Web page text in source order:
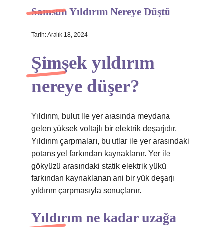
Hakkımızda
Samsun Yıldırım Nereye Düştü
Tarih: Aralık 18, 2024
Şimşek yıldırım
nereye düşer?
Yıldırım, bulut ile yer arasında meydana
gelen yüksek voltajlı bir elektrik deşarjıdır.
Yıldırım çarpmaları, bulutlar ile yer arasındaki
potansiyel farkından kaynaklanır. Yer ile
gökyüzü arasındaki statik elektrik yükü
farkından kaynaklanan ani bir yük deşarjı
yıldırım çarpmasıyla sonuçlanır.
Yıldırım ne kadar uzağa